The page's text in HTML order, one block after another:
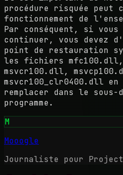
procédure risquée peut
fonctionnement de
Par conséquent, si vous
continuer, vous devez
point de restauration
les fichiers mfc100.dll,
msvcr100.dll,
msvcr100_clr0400.dll
remplacer dans le
programme.
M
Mooogle
Journaliste pour